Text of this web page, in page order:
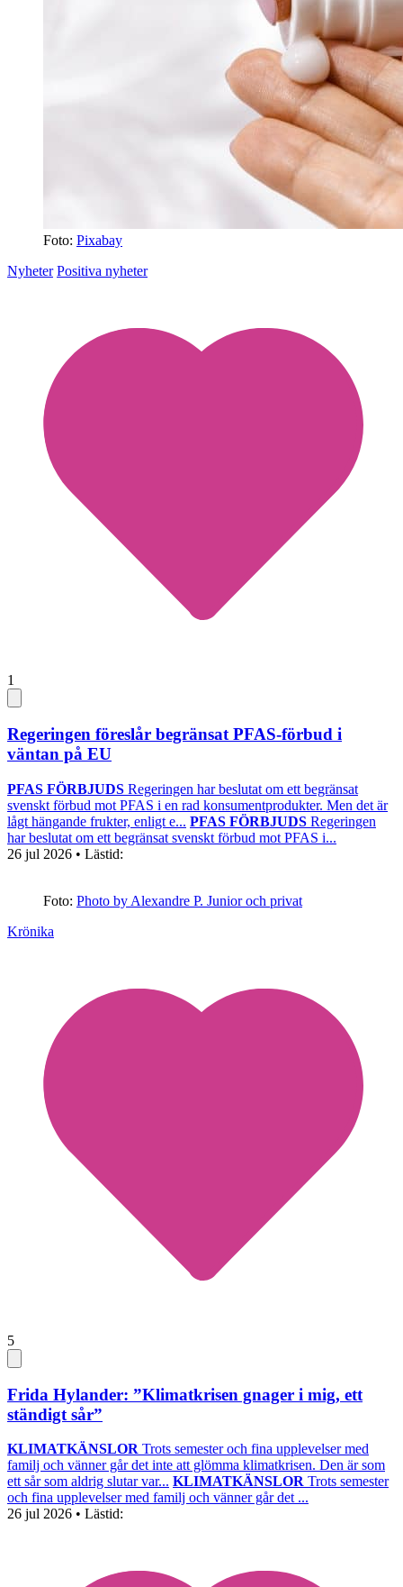
Foto: Pixabay
Nyheter Positiva nyheter
1
Regeringen föreslår begränsat PFAS-förbud i
väntan på EU
PFAS FÖRBJUDS Regeringen har beslutat om ett begränsat
svenskt förbud mot PFAS i en rad konsumentprodukter. Men det är
lågt hängande frukter, enligt e... PFAS FÖRBJUDS Regeringen
har beslutat om ett begränsat svenskt förbud mot PFAS i...
26 jul 2026 • Lästid:
Foto: Photo by Alexandre P. Junior och privat
Krönika
5
Frida Hylander: ”Klimatkrisen gnager i mig, ett
ständigt sår”
KLIMATKÄNSLOR Trots semester och fina upplevelser med
familj och vänner går det inte att glömma klimatkrisen. Den är som
ett sår som aldrig slutar var... KLIMATKÄNSLOR Trots semester
och fina upplevelser med familj och vänner går det ...
26 jul 2026 • Lästid: